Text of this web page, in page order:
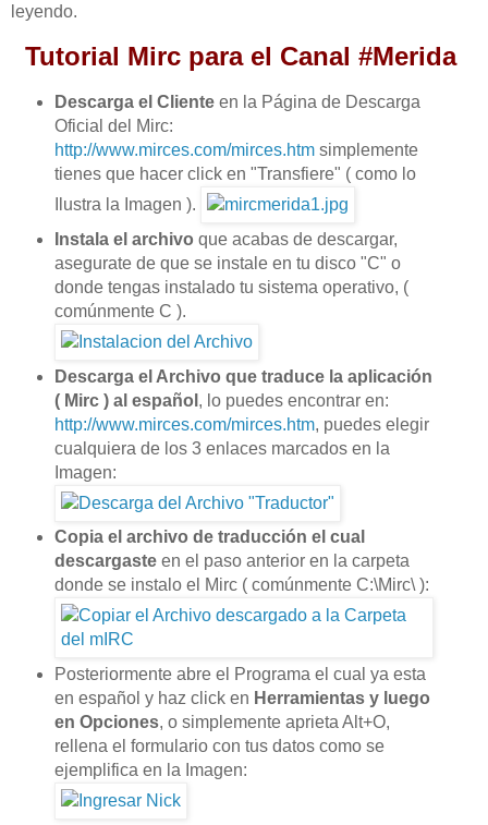
leyendo.
Tutorial Mirc para el Canal #Merida
Descarga el Clienteen la Página de Descarga
Oficial del Mirc:
http://www.mirces.com/mirces.htmsimplemente
tienes que hacer click en "Transfiere" ( como lo
Ilustra la Imagen ).
Instala el archivo que acabas de descargar,
asegurate de que se instale en tu disco "C" o
donde tengas instalado tu sistema operativo, (
comúnmente C ).
Descarga el Archivo que traduce la aplicación
( Mirc ) al español , lo puedes encontrar en:
http://www.mirces.com/mirces.htm, puedes elegir
cualquiera de los 3 enlaces marcados en la
Imagen:
Copia el archivo de traducción el cual
descargasteen el paso anterior en la carpeta
donde se instalo el Mirc ( comúnmente C:\Mirc\ ):
Posteriormente abre el Programa el cual ya esta
en español y haz click en Herramientas y luego
en Opciones, o simplemente aprieta Alt+O,
rellena el formulario con tus datos como se
ejemplifica en la Imagen: